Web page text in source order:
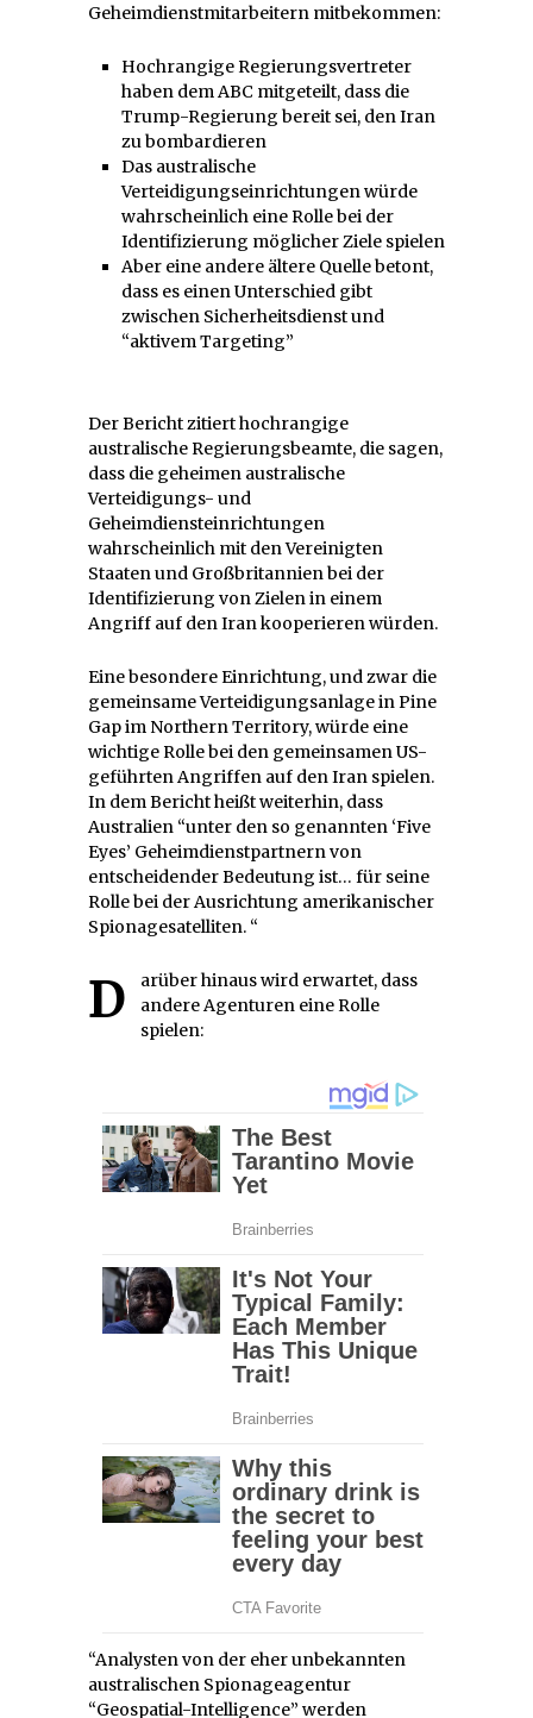
Geheimdienstmitarbeitern mitbekommen:
Hochrangige Regierungsvertreter
haben dem ABC mitgeteilt, dass die
Trump-Regierung bereit sei, den Iran
zu bombardieren
Das australische
Verteidigungseinrichtungen würde
wahrscheinlich eine Rolle bei der
Identifizierung möglicher Ziele spielen
Aber eine andere ältere Quelle betont,
dass es einen Unterschied gibt
zwischen Sicherheitsdienst und
“aktivem Targeting”
Der Bericht zitiert hochrangige
australische Regierungsbeamte, die sagen,
dass die geheimen australische
Verteidigungs- und
Geheimdiensteinrichtungen
wahrscheinlich mit den Vereinigten
Staaten und Großbritannien bei der
Identifizierung von Zielen in einem
Angriff auf den Iran kooperieren würden.
Eine besondere Einrichtung, und zwar die
gemeinsame Verteidigungsanlage in Pine
Gap im Northern Territory, würde eine
wichtige Rolle bei den gemeinsamen US-
geführten Angriffen auf den Iran spielen.
In dem Bericht heißt weiterhin, dass
Australien “unter den so genannten ‘Five
Eyes’ Geheimdienstpartnern von
entscheidender Bedeutung ist… für seine
Rolle bei der Ausrichtung amerikanischer
Spionagesatelliten. “
Darüber hinaus wird erwartet, dass
andere Agenturen eine Rolle
spielen:
“Analysten von der eher unbekannten
australischen Spionageagentur
“Geospatial-Intelligence” werden